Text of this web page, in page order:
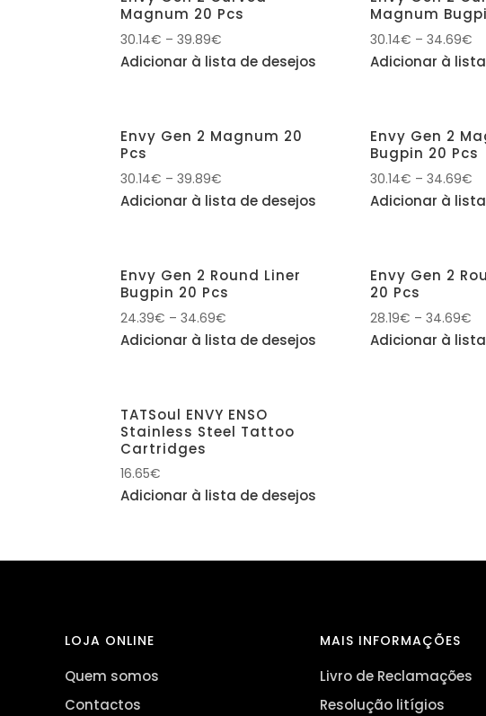
Magnum 20 Pcs
30.14€ –39.89€
Adicionar à lista de desejos
Magnum
30.14€ –34.69€
Adicionar à
Envy Gen 2 Magnum 20
Pcs
30.14€ –39.89€
Adicionar à lista de desejos
Envy Gen 2
Bugpin 20 Pcs
30.14€ –34.69€
Adicionar à
Envy Gen 2 Round Liner
Bugpin 20 Pcs
24.39€ –34.69€
Adicionar à lista de desejos
Envy Gen 2
20 Pcs
28.19€ –34.69€
Adicionar à
TATSoul ENVY ENSO
Stainless Steel Tattoo
Cartridges
16.65€
Adicionar à lista de desejos
LOJA ONLINE
Quem somos
Contactos
MAIS INFORMAÇÕES
Livro de Reclamações
Resolução litígios